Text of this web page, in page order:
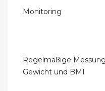
Monitoring
Regelmäßige
Gewicht und BMI